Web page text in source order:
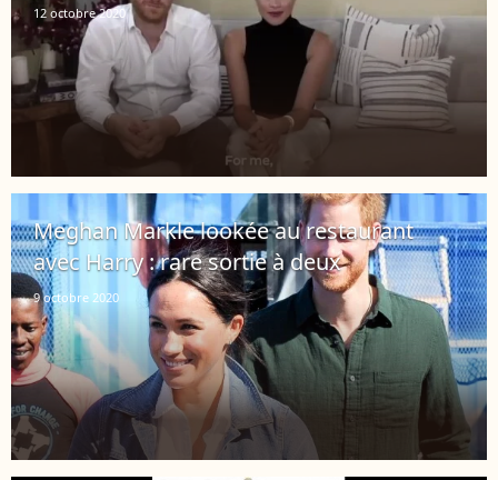
12 octobre 2020
Meghan Markle lookée au restaurant
avec Harry : rare sortie à deux
9 octobre 2020